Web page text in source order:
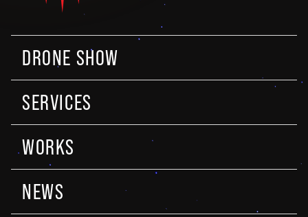
DRONE SHOW
SERVICES
WORKS
NEWS